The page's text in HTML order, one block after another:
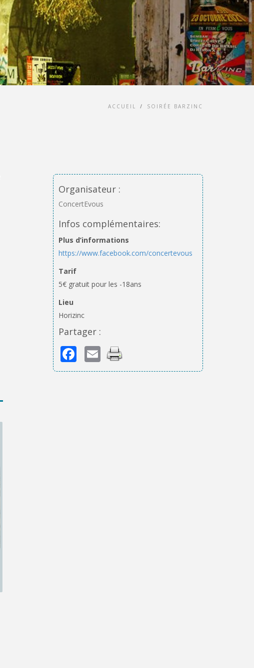
ACCUEIL / SOIRÉE BARZINC
Organisateur :
ConcertEvous
Infos complémentaires:
Plus d’informations
https://www.facebook.com/concertevous
Tarif
5€ gratuit pour les -18ans
Lieu
Horizinc
Partager :
Facebook
Email